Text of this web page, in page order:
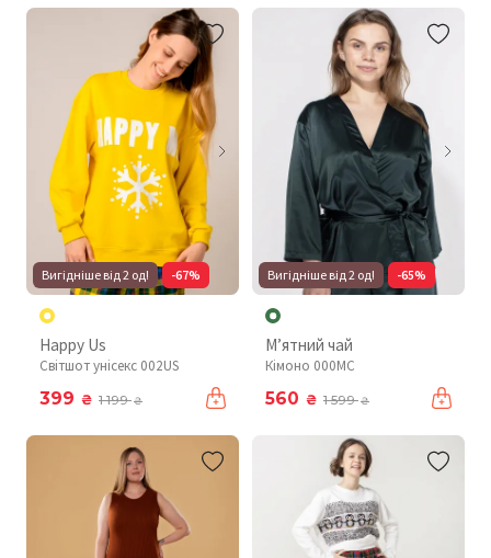
Вигідніше від 2 од! -67%
Happy Us
Світшот унісекс 002US
399 ₴ 1 199₴
Вигідніше від 2 од! -65%
М’ятний чай
Кімоно 000MC
560 ₴ 1 599₴